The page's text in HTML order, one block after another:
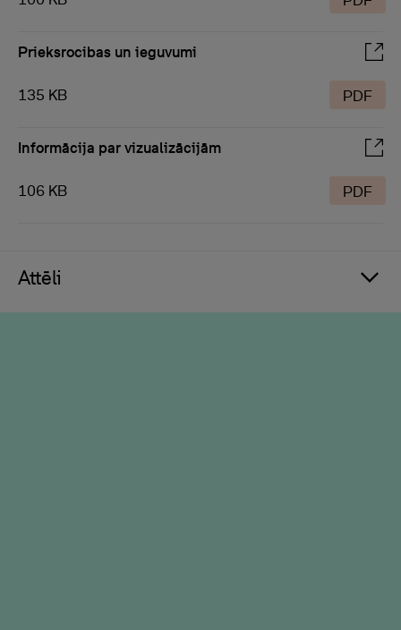
Prieksrocibas un ieguvumi
135 KB PDF
Informācija par vizualizācijām
106 KB PDF
Attēli